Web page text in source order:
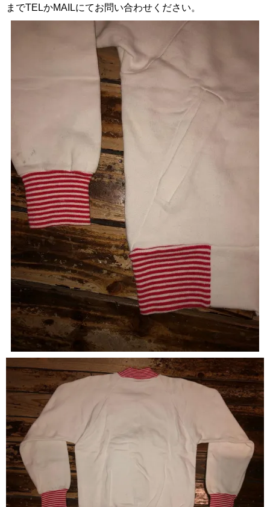
までTELかMAILにてお問い合わせください。